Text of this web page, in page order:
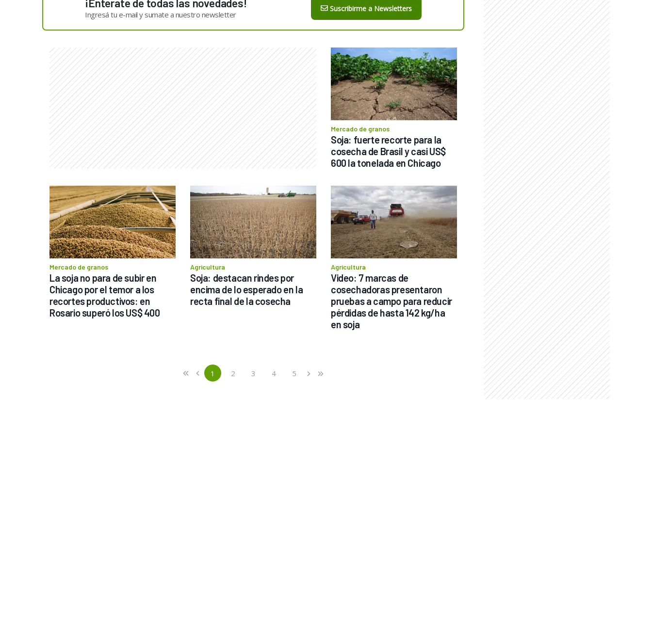
¡Enterate de todas las novedades!
Ingresá tu e-mail y sumate a nuestro newsletter
Suscribirme a Newsletters
Mercado de granos
Soja: fuerte recorte para la
cosecha de Brasil y casi US$
600 la tonelada en Chicago
Mercado de granos
La soja no para de subir en
Chicago por el temor a los
recortes productivos: en
Rosario superó los US$ 400
Agricultura
Soja: destacan rindes por
encima de lo esperado en la
recta final de la cosecha
Agricultura
Video: 7 marcas de
cosechadoras presentaron
pruebas a campo para reducir
pérdidas de hasta 142 kg/ha
en soja
«
First ‹
Previous 1(current)
2 3 4 5 ›
Next
»
Last